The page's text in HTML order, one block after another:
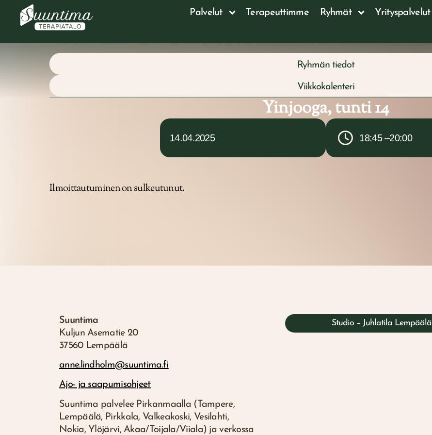
Palvelut Terapeuttimme Ryhmät Yrityspalvelut
Ryhmän tiedot
Viikkokalenteri
Yinjooga, tunti 14
14.04.2025 18:45 –20:00
Ilmoittautuminen on sulkeutunut.
Suuntima
Kuljun Asematie 20
37560 Lempäälä
anne.lindholm@suuntima.fi
Ajo- ja saapumisohjeet
Suuntima palvelee Pirkanmaalla (Tampere,
Lempäälä, Pirkkala, Valkeakoski, Vesilahti,
Nokia, Ylöjärvi, Akaa/Toijala/Viiala) ja verkossa
Studio – Juhlatila Lempäälä